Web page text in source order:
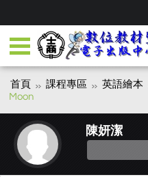
首頁 課程專區 英語繪本
Moon
陳妍潔